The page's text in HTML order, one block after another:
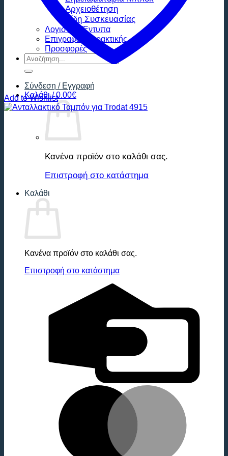
Αρχειοθέτηση
Είδη Συσκευασίας
Λογιστικά Έντυπα
Επιγραφές Χαρακτικής
Προσφορές
Αναζήτηση
για:
Σύνδεση / Εγγραφή
Καλάθι /0.00€
Κανένα προϊόν στο καλάθι σας.
Επιστροφή στο κατάστημα
Καλάθι
Κανένα προϊόν στο καλάθι σας.
Επιστροφή στο κατάστημα
Add to Wishlist